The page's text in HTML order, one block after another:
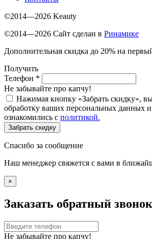
©2014—2026 Keauty
©2014—2026 Сайт сделан в Ринамике
Дополнительная скидка до 20% на
Получить
Телефон *
Не забывайте про капчу!
Нажимая кнопку «Забрать скидку»,
обработку ваших персональных данных и
ознакомились с политикой.
Забрать скидку
Спасибо за сообщение
Наш менеджер свяжется с вами в
×
Заказать обратный звонок
Не забывайте про капчу!